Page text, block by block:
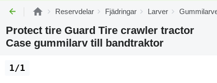
Reservdelar Fjädringar Larver
Protect tire Guard Tire crawler tractor
Case gummilarv till bandtraktor
1/1